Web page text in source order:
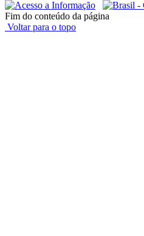
Fim do conteúdo da página
Voltar para o topo